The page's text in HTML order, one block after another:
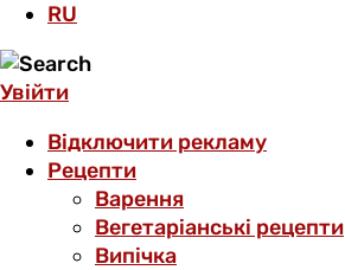
RU
Увійти
Відключити рекламу
Рецепти
Варення
Вегетаріанські рецепти
Випічка